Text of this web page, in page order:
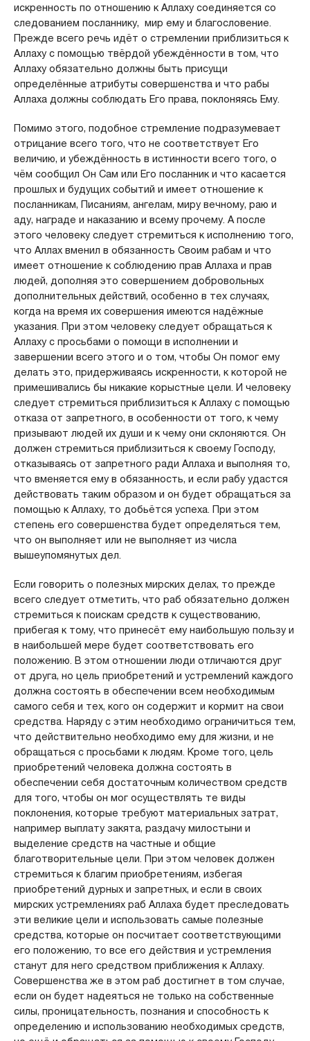
искренность по отношению к Аллаху соединяется со
следованием посланнику, мир ему и благословение.
Прежде всего речь идёт о стремлении приблизиться к
Аллаху с помощью твёрдой убеждённости в том, что
Аллаху обязательно должны быть присущи
определённые атрибуты совершенства и что рабы
Аллаха должны соблюдать Его права, поклоняясь Ему.
Помимо этого, подобное стремление подразумевает
отрицание всего того, что не соответствует Его
величию, и убеждённость в истинности всего того, о
чём сообщил Он Сам или Его посланник и что касается
прошлых и будущих событий и имеет отношение к
посланникам, Писаниям, ангелам, миру вечному, раю и
аду, награде и наказанию и всему прочему. А после
этого человеку следует стремиться к исполнению того,
что Аллах вменил в обязанность Своим рабам и что
имеет отношение к соблюдению прав Аллаха и прав
людей, дополняя это совершением добровольных
дополнительных действий, особенно в тех случаях,
когда на время их совершения имеются надёжные
указания. При этом человеку следует обращаться к
Аллаху с просьбами о помощи в исполнении и
завершении всего этого и о том, чтобы Он помог ему
делать это, придерживаясь искренности, к которой не
примешивались бы никакие корыстные цели. И человеку
следует стремиться приблизиться к Аллаху с помощью
отказа от запретного, в особенности от того, к чему
призывают людей их души и к чему они склоняются. Он
должен стремиться приблизиться к своему Господу,
отказываясь от запретного ради Аллаха и выполняя то,
что вменяется ему в обязанность, и если рабу удастся
действовать таким образом и он будет обращаться за
помощью к Аллаху, то добьётся успеха. При этом
степень его совершенства будет определяться тем,
что он выполняет или не выполняет из числа
вышеупомянутых дел.
Если говорить о полезных мирских делах, то прежде
всего следует отметить, что раб обязательно должен
стремиться к поискам средств к существованию,
прибегая к тому, что принесёт ему наибольшую пользу и
в наибольшей мере будет соответствовать его
положению. В этом отношении люди отличаются друг
от друга, но цель приобретений и устремлений каждого
должна состоять в обеспечении всем необходимым
самого себя и тех, кого он содержит и кормит на свои
средства. Наряду с этим необходимо ограничиться тем,
что действительно необходимо ему для жизни, и не
обращаться с просьбами к людям. Кроме того, цель
приобретений человека должна состоять в
обеспечении себя достаточным количеством средств
для того, чтобы он мог осуществлять те виды
поклонения, которые требуют материальных затрат,
например выплату закята, раздачу милостыни и
выделение средств на частные и общие
благотворительные цели. При этом человек должен
стремиться к благим приобретениям, избегая
приобретений дурных и запретных, и если в своих
мирских устремлениях раб Аллаха будет преследовать
эти великие цели и использовать самые полезные
средства, которые он посчитает соответствующими
его положению, то все его действия и устремления
станут для него средством приближения к Аллаху.
Совершенства же в этом раб достигнет в том случае,
если он будет надеяться не только на собственные
силы, проницательность, познания и способность к
определению и использованию необходимых средств,